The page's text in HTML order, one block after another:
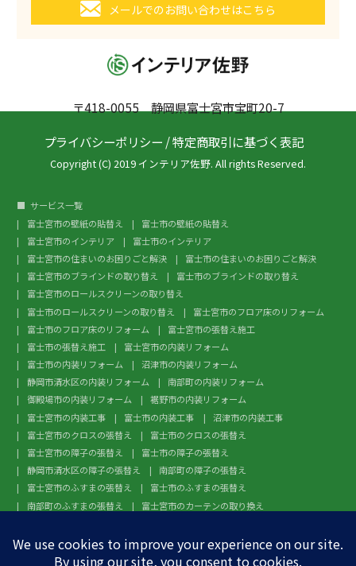
〒418-0055 静岡県富士宮市宝町20-7
メールでのお問い合わせはこちら
プライバシーポリシー /特定商取引に基づく表記
Copyright (C) 2019 インテリア佐野. All rights Reserved.
サービス一覧
富士宮市の壁紙の貼替え
富士市の壁紙の貼替え
富士宮市のインテリア
富士市のインテリア
富士宮市の住まいのお困りごと解決
富士市の住まいのお困りごと解決
富士宮市のブラインドの取り替え
富士市のブラインドの取り替え
富士宮市のロールスクリーンの取り替え
富士市のロールスクリーンの取り替え
富士宮市のフロア床のリフォーム
富士市のフロア床のリフォーム
富士宮市の張替え施工
富士市の張替え施工
富士宮市の内装リフォーム
富士市の内装リフォーム
沼津市の内装リフォーム
静岡市清水区の内装リフォーム
南部町の内装リフォーム
御殿場市の内装リフォーム
裾野市の内装リフォーム
富士宮市の内装工事
富士市の内装工事
沼津市の内装工事
富士宮市のクロスの張替え
富士市のクロスの張替え
富士宮市の障子の張替え
富士市の障子の張替え
静岡市清水区の障子の張替え
南部町の障子の張替え
富士宮市のふすまの張替え
富士市のふすまの張替え
南部町のふすまの張替え
富士宮市のカーテンの取り換え
富士市のガラスフィルム施工
沼津市のガラスフィルム施工
静岡市清水区のガラスフィルム施工
南部町のガラスフィルム施工